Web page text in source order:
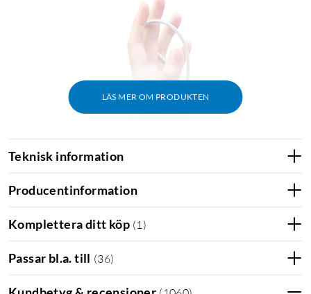
LÄS MER OM PRODUKTEN
Teknisk information
Producentinformation
Komplettera ditt köp (1 )
Passar bl.a. till (36)